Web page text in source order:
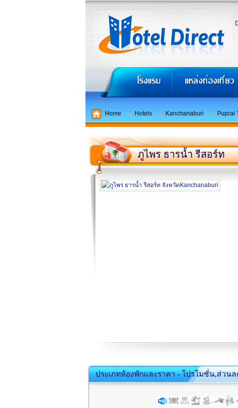
Home Hotels Kanchanaburi Puprai
ภูไพร ธารน้ำ รีสอร์ท
ประเภทห้องพักและราคา - โปรโมชั่น,ส่วน